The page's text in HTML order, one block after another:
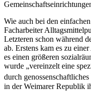
Wie auch bei den
Facharbeiter
Letzteren schon während
ab. Erstens kam es zu
es einen größeren
wurde „vereinzelt eine
durch
in der Weimarer Republik